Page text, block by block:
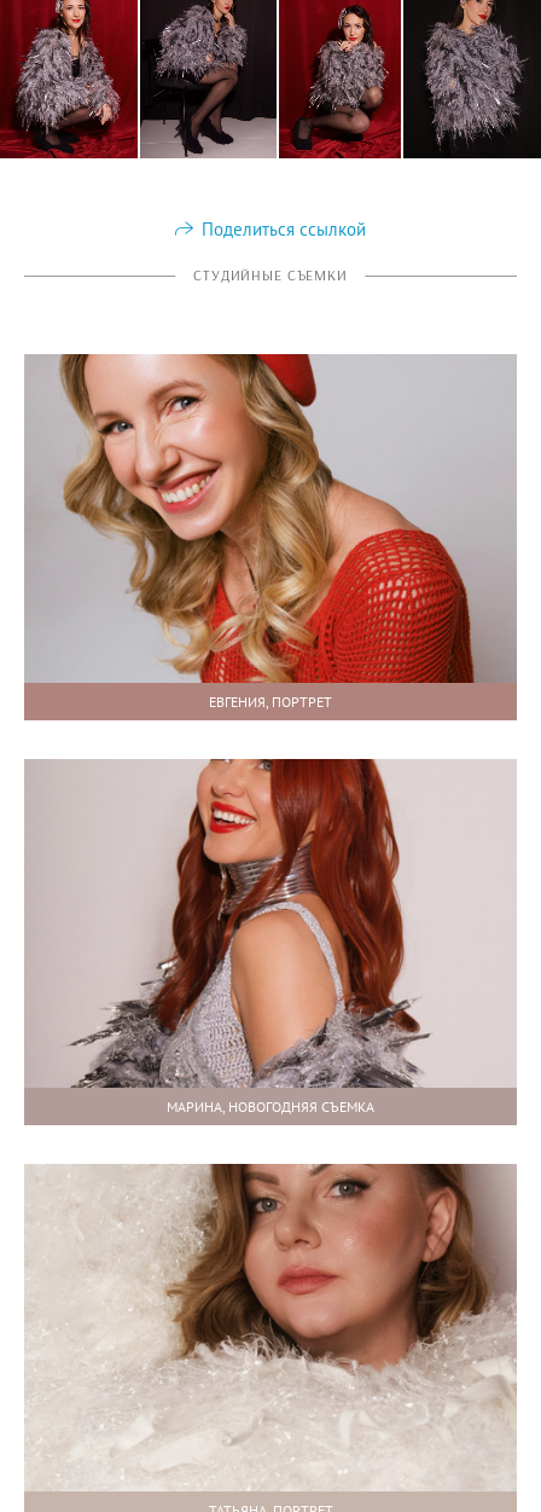
Поделиться ссылкой
СТУДИЙНЫЕ СЪЕМКИ
ЕВГЕНИЯ, ПОРТРЕТ
МАРИНА, НОВОГОДНЯЯ СЪЕМКА